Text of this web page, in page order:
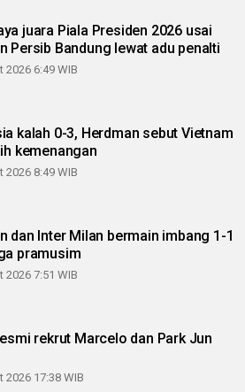
juara Piala Presiden 2026 usai
Persib Bandung lewat adu penalti
2026 6:49 WIB
kalah 0-3, Herdman sebut Vietnam
kemenangan
2026 8:49 WIB
dan Inter Milan bermain imbang 1-1
pramusim
2026 7:51 WIB
Marcelo dan Park Jun
2026 17:38 WIB